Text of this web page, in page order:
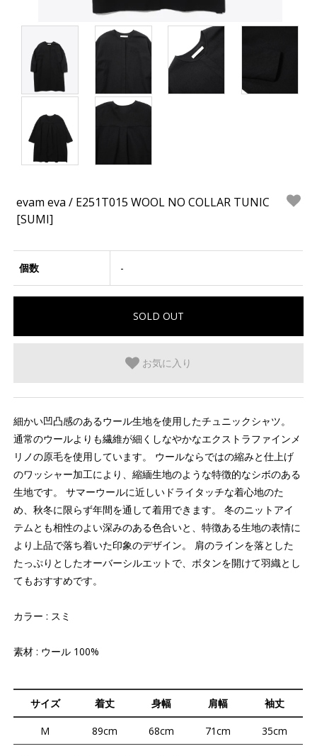
evam eva / E251T015 WOOL NO COLLAR TUNIC
[SUMI]
個数 -
お気に入り
細かい凹凸感のあるウール生地を使用したチュニックシャツ。
通常のウールよりも繊維が細くしなやかなエクストラファインメ
リノの原毛を使用しています。 ウールならではの縮みと仕上げ
のワッシャー加工により、縮緬生地のような特徴的なシボのある
生地です。 サマーウールに近しいドライタッチな着心地のた
め、秋冬に限らず年間を通して着用できます。 冬のニットアイ
テムとも相性のよい深みのある色合いと、特徴ある生地の表情に
より上品で落ち着いた印象のデザイン。 肩のラインを落とした
たっぷりとしたオーバーシルエットで、ボタンを開けて羽織とし
てもおすすめです。
カラー : スミ
素材 : ウール 100%
サイズ 着丈 身幅 肩幅 袖丈
M 89cm 68cm 71cm 35cm